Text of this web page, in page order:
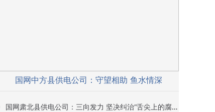
国网中方县供电公司：守望相助 鱼水情深
国网肃北县供电公司：三向发力 坚决纠治“舌尖上的腐败”